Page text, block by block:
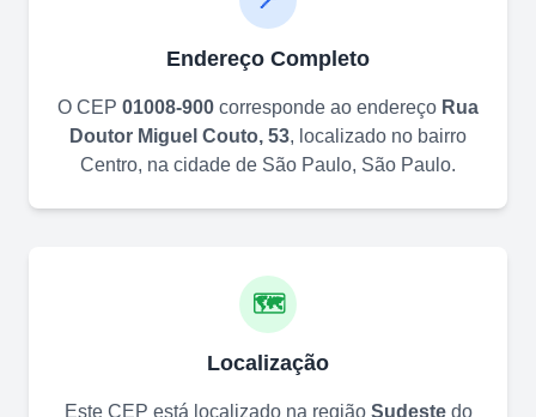
Endereço Completo
O CEP 01008-900 corresponde ao endereço Rua
Doutor Miguel Couto, 53, localizado no bairro
Centro, na cidade de São Paulo, São Paulo.
🗺️
Localização
Este CEP está localizado na região Sudestedo